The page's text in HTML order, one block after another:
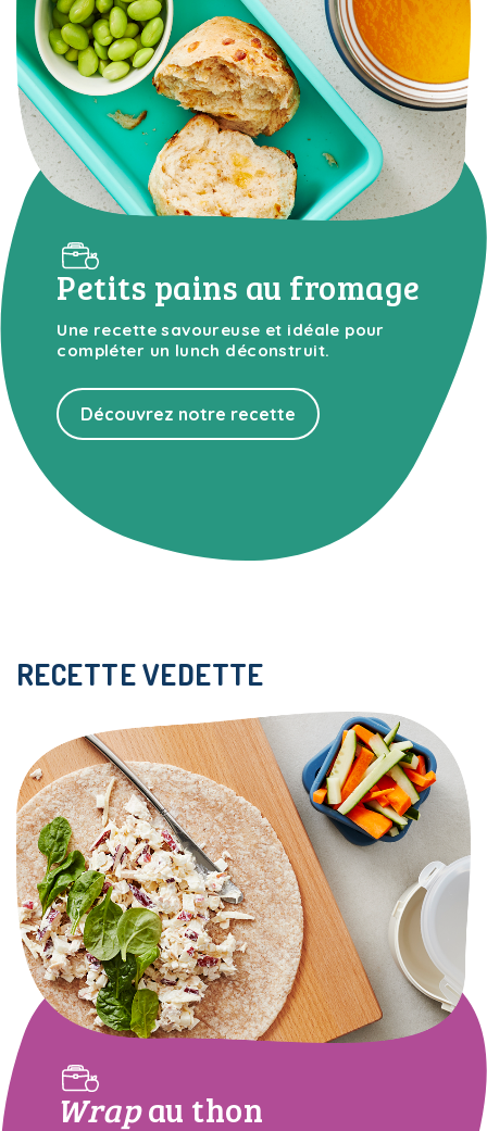
Petits pains au fromage
Une recette savoureuse et idéale pour
compléter un lunch déconstruit.
Découvrez notre recette
RECETTE VEDETTE
Wrapau thon